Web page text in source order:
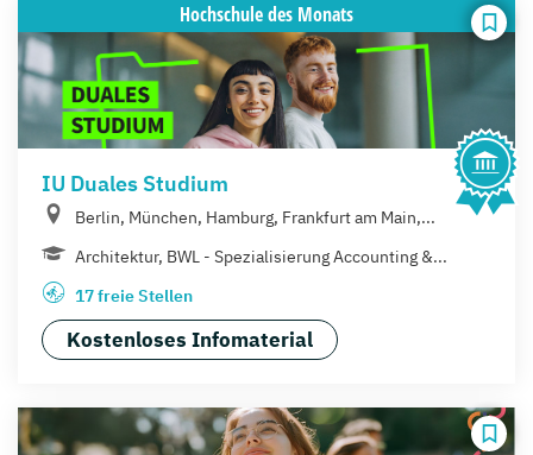
Hochschuledes Monats
IU Duales Studium
Berlin, München, Hamburg, Frankfurt am Main,...
Architektur, BWL - Spezialisierung Accounting &...
17 freie Stellen
Kostenloses Infomaterial